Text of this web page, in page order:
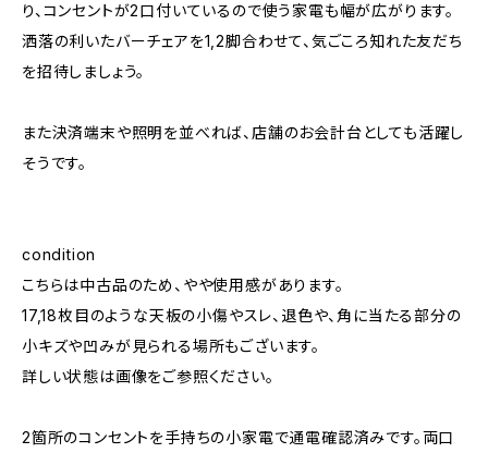
り、コンセントが2口付いているので使う家電も幅が広がります。
洒落の利いたバーチェアを1,2脚合わせて、気ごころ知れた友だち
を招待しましょう。
また決済端末や照明を並べれば、店舗のお会計台としても活躍し
そうです。
condition
こちらは中古品のため、やや使用感があります。
17,18枚目のような天板の小傷やスレ、退色や、角に当たる部分の
小キズや凹みが見られる場所もございます。
詳しい状態は画像をご参照ください。
2箇所のコンセントを手持ちの小家電で通電確認済みです。両口